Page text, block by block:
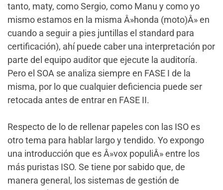
tanto, maty, como Sergio, como Manu y como yo
mismo estamos en la misma Â»honda (moto)Â» en
cuando a seguir a pies juntillas el standard para
certificación), ahí puede caber una interpretación por
parte del equipo auditor que ejecute la auditoría.
Pero el SOA se analiza siempre en FASE I de la
misma, por lo que cualquier deficiencia puede ser
retocada antes de entrar en FASE II.
Respecto de lo de rellenar papeles con las ISO es
otro tema para hablar largo y tendido. Yo expongo
una introducción que es Â»vox populiÂ» entre los
más puristas ISO. Se tiene por sabido que, de
manera general, los sistemas de gestión de